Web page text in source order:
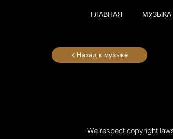
ГЛАВНАЯ МУЗЫКА
Назад к музыке
We respect copyright